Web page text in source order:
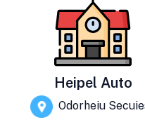
Heipel Auto
Odorheiu